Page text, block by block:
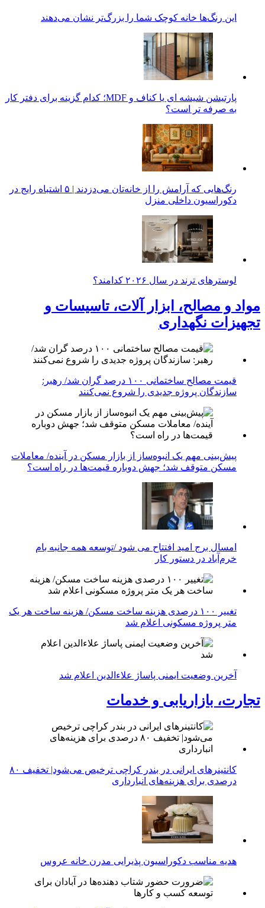
این رنگ‌ها خانه کوچک شما را بزرگ‌تر نشان می‌دهند
پارتیشن شیشه ای یا کناف و MDF؛ کدام گزینه برای دفتر کار
به صرفه تر است؟
رنگ‌هایی که آرامش را از خانه‌تان می‌دزدند | ۵ اشتباه رایج در
دکوراسیون داخلی منزل
لوسترهای ترند در سال ۲۰۲۶ کدامند؟
مواد و مصالح، ابزار آلات، تاسیسات و
تجهیزات نگهداری
قیمت مصالح ساختمانی ۱۰۰ درصد گران شد/ رهبر:
سازندگان پروژه جدیدی را شروع نمی‌کنند
پیش‌بینی مهم یک انبوه‌ساز از بازار مسکن در آینده/ معاملات
مسکن متوقف شد؛ جهش دوباره قیمت‌ها در راه است؟
امسال برج امید افتتاح می شود /توسعه همه جانبه بام
خرم‌آباد در دستور کار
تغییر ۱۰۰ درصدی هزینه ساخت مسکن/ هزینه ساخت هر یک
متر پروژه مسکونی اعلام شد
آخرین وضعیت ایمنی پاساژ علاءالدین اعلام شد
تجارت، بازاریابی و خدمات
کانتینرهای ایرانی در بندر کراچی ترخیص می‌شود| تخفیف ۸۰
درصدی برای هزینه‌های انبارداری
هدیه مناسب دکوراسیون پذیرایی مدرن خانه عروس